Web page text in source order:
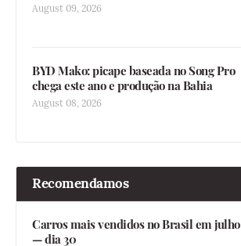
August 09, 2026
BYD Mako: picape baseada no Song Pro
chega este ano e produção na Bahia
August 08, 2026
Recomendamos
Carros mais vendidos no Brasil em julho
— dia 30